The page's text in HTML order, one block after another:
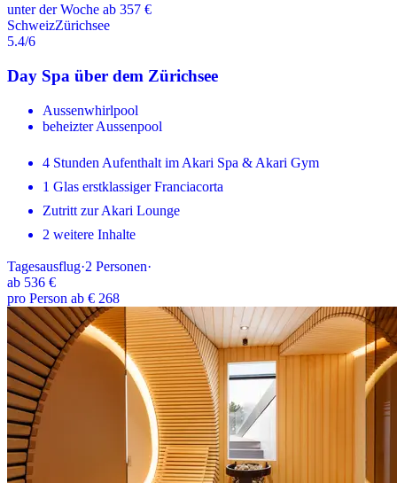
unter der Woche ab 357 €
SchweizZürichsee
5.4/6
Day Spa über dem Zürichsee
Aussenwhirlpool
beheizter Aussenpool
4 Stunden Aufenthalt im Akari Spa & Akari Gym
1 Glas erstklassiger Franciacorta
Zutritt zur Akari Lounge
2 weitere Inhalte
Tagesausflug·2 Personen·
ab 536 €
pro Person ab € 268